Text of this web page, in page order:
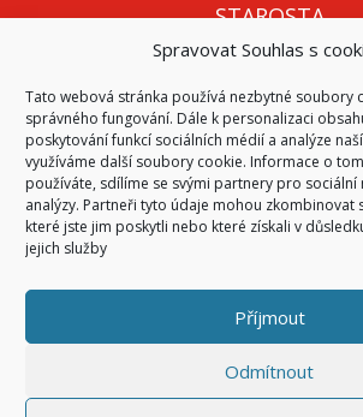
Spravovat Souhlas s
Tato webová stránka používá nezbytné soubory
správného fungování. Dále k personalizaci
poskytování funkcí sociálních médií a analýze
využíváme další soubory cookie. Informace o
používáte, sdílíme se svými partnery pro sociální
analýzy. Partneři tyto údaje mohou zkombinovat
které jste jim poskytli nebo které získali v
jejich služby
Příjmout
Odmítnout
STAROSTA
Mgr. Roman Vala
info@oukojetice.cz
ÚŘEDNÍ HODINY
Po, St: 15:30 - 16:30
Všechny kontakty | Kde nás
© 2026Obec Kojetice na
Všechna práva vyhrazena